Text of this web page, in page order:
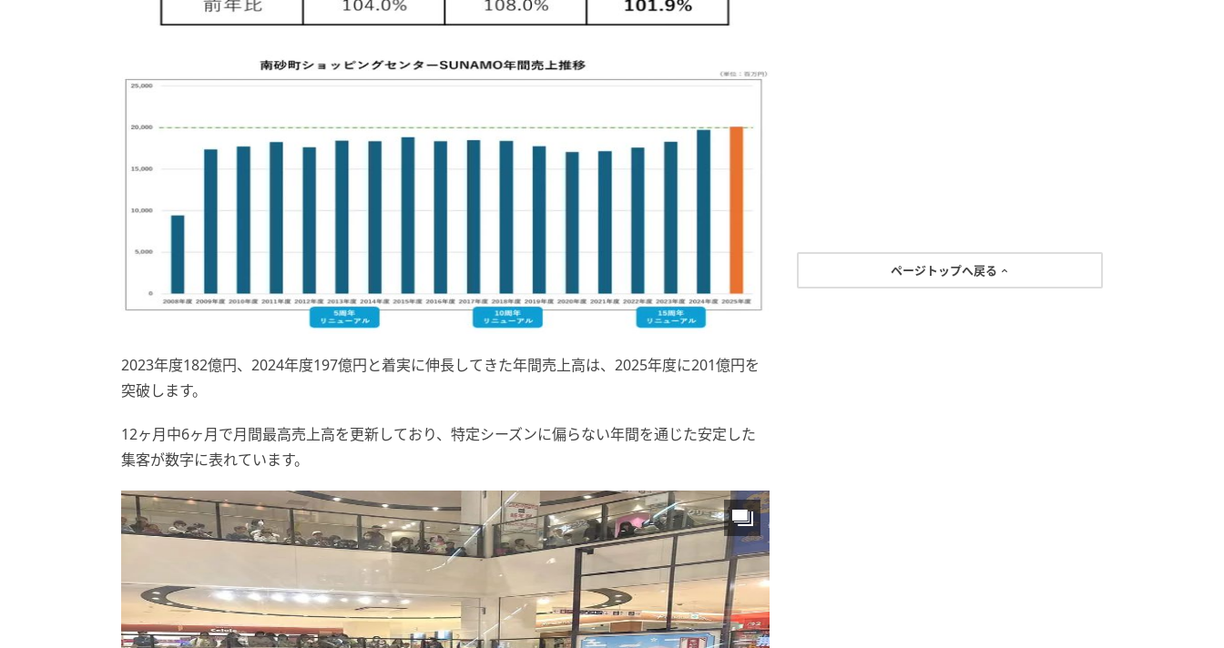
2023年度182億円、2024年度197億円と着実に伸長してきた年間売上高は、2025年度に201億円を
突破します。
12ヶ月中6ヶ月で月間最高売上高を更新しており、特定シーズンに偏らない年間を通じた安定した
集客が数字に表れています。
ページトップへ戻る